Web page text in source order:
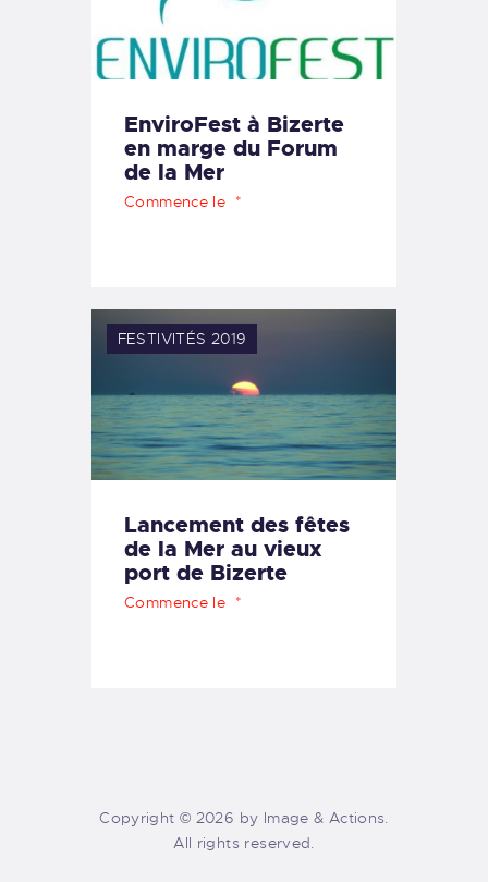
EnviroFest à Bizerte
en marge du Forum
de la Mer
Commence le
FESTIVITÉS 2019
Lancement des fêtes
de la Mer au vieux
port de Bizerte
Commence le
Copyright © 2026 by Image & Actions.
All rights reserved.